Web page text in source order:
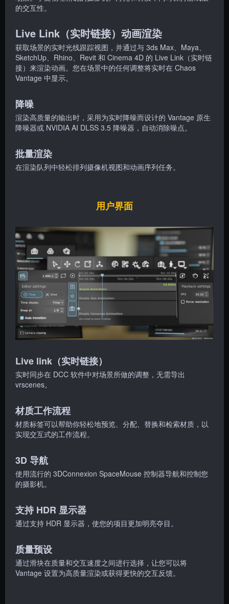
的交互性。
Live Link（实时链接）动画渲染
获取场景的实时光线跟踪视图，并通过与 3ds Max、Maya、
SketchUp、Rhino、Revit 和 Cinema 4D 的 Live Link（实时链
接）来渲染动画。您在场景中的任何调整将实时在 Chaos
Vantage 中显示。
降噪
渲染高质量的输出时，采用为实时降噪而设计的 Vantage 原生
降噪器或 NVIDIA AI DLSS 3.5 降噪器，自动消除噪点。
批量渲染
在渲染队列中轻松排列摄像机视图和动画序列任务。
用户界面
Live link（实时链接）
实时同步在 DCC 软件中对场景所做的调整，无需导出
vrscenes。
材质工作流程
材质标签可以帮助你轻松地预览、分配、替换和检索材质，以
实现交互式的工作流程。
3D 导航
使用流行的 3DConnexion SpaceMouse 控制器导航和控制您
的摄影机。
支持 HDR 显示器
通过支持 HDR 显示器，使您的项目更加明亮夺目。
质量预设
通过滑块在质量和交互速度之间进行选择，让您可以将
Vantage 设置为高质量渲染或获得更快的交互反馈。